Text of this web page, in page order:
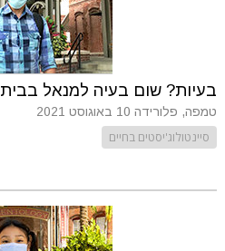
בעיות? שום בעיה למנאל בבית
טמפה, פלורידה 10 באוגוסט 2021
סיינטולוג'יסטים בחיים